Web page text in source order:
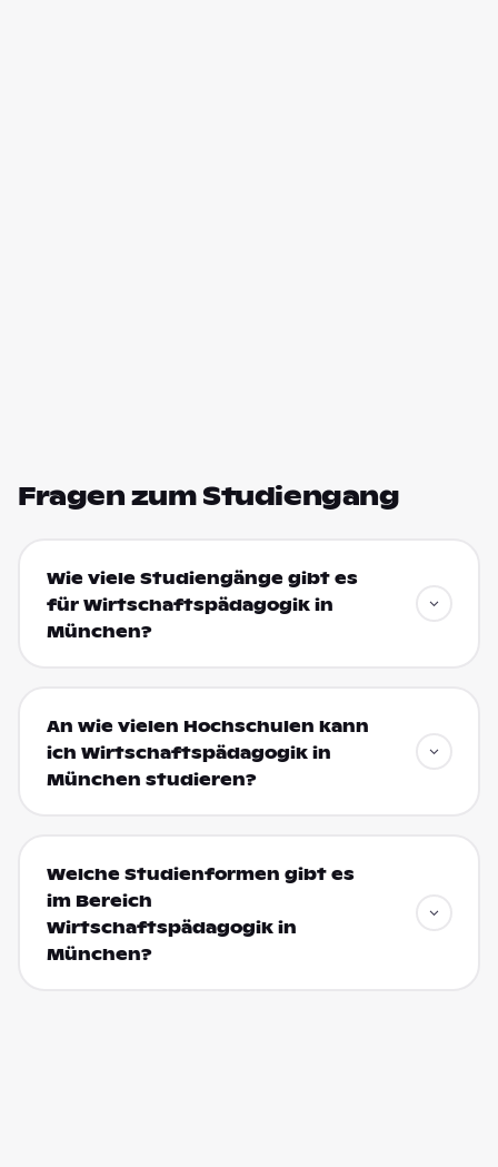
Fragen zum Studiengang
Wie viele Studiengänge gibt es
für Wirtschaftspädagogik in
München?
An wie vielen Hochschulen kann
ich Wirtschaftspädagogik in
München studieren?
Welche Studienformen gibt es
im Bereich
Wirtschaftspädagogik in
München?